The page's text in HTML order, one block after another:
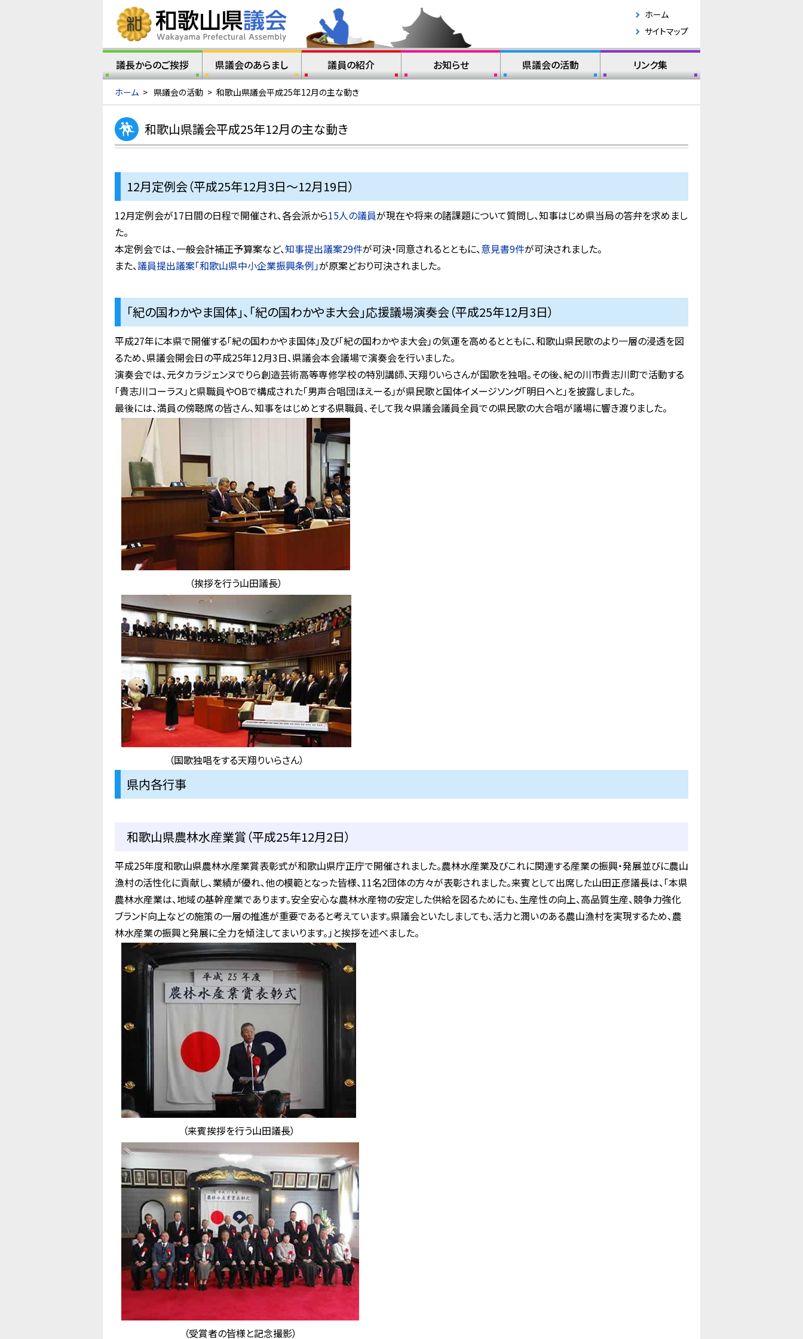
ホーム
サイトマップ
議長からのご挨拶 県議会のあらまし 議員の紹介 お知らせ 県議会の活動 リンク集
ホーム > 県議会の活動 > 和歌山県議会平成25年12月の主な動き
和歌山県議会平成25年12月の主な動き
12月定例会（平成25年12月3日～12月19日）
12月定例会が17日間の日程で開催され、各会派から15人の議員が現在や将来の諸課題について質問し、知事はじめ県当局の答弁を求めまし
た。
本定例会では、一般会計補正予算案など、知事提出議案29件が可決・同意されるとともに、意見書9件が可決されました。
また、議員提出議案「和歌山県中小企業振興条例」が原案どおり可決されました。
「紀の国わかやま国体」、「紀の国わかやま大会」応援議場演奏会（平成25年12月3日）
平成27年に本県で開催する「紀の国わかやま国体」及び「紀の国わかやま大会」の気運を高めるとともに、和歌山県民歌のより一層の浸透を図
るため、県議会開会日の平成25年12月3日、県議会本会議場で演奏会を行いました。
演奏会では、元タカラジェンヌでりら創造芸術高等専修学校の特別講師、天翔りいらさんが国歌を独唱。その後、紀の川市貴志川町で活動する
「貴志川コーラス」と県職員やOBで構成された「男声合唱団ほえーる」が県民歌と国体イメージソング「明日へと」を披露しました。
最後には、満員の傍聴席の皆さん、知事をはじめとする県職員、そして我々県議会議員全員での県民歌の大合唱が議場に響き渡りました。
（挨拶を行う山田議長）
（国歌独唱をする天翔りいらさん）
県内各行事
和歌山県農林水産業賞（平成25年12月2日）
平成25年度和歌山県農林水産業賞表彰式が和歌山県庁正庁で開催されました。農林水産業及びこれに関連する産業の振興・発展並びに農山
漁村の活性化に貢献し、業績が優れ、他の模範となった皆様、11名2団体の方々が表彰されました。来賓として出席した山田正彦議長は、「本県
農林水産業は、地域の基幹産業であります。安全安心な農林水産物の安定した供給を図るためにも、生産性の向上、高品質生産、競争力強化
ブランド向上などの施策の一層の推進が重要であると考えています。県議会といたしましても、活力と潤いのある農山漁村を実現するため、農
林水産業の振興と発展に全力を傾注してまいります。」と挨拶を述べました。
（来賓挨拶を行う山田議長）
（受賞者の皆様と記念撮影）